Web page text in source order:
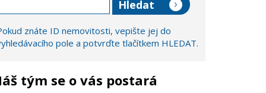
znáte ID nemovitosti, vepište jej do
pole a potvrďte tlačítkem HLEDAT.
tým se o vás postará